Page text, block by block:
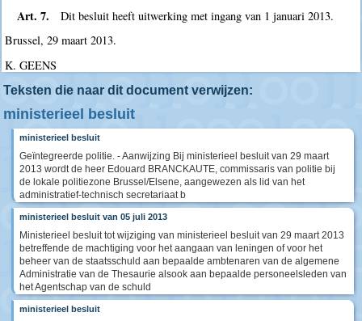
Art. 7.
Dit besluit heeft uitwerking met ingang van 1 januari 2013.
Brussel, 29 maart 2013.
K. GEENS
Teksten die naar dit document verwijzen:
ministerieel besluit
ministerieel besluit
Geïntegreerde politie. - Aanwijzing Bij ministerieel besluit van 29 maart
2013 wordt de heer Edouard BRANCKAUTE, commissaris van politie bij
de lokale politiezone Brussel/Elsene, aangewezen als lid van het
administratief-technisch secretariaat b
ministerieel besluit van 05 juli 2013
Ministerieel besluit tot wijziging van ministerieel besluit van 29 maart 2013
betreffende de machtiging voor het aangaan van leningen of voor het
beheer van de staatsschuld aan bepaalde ambtenaren van de algemene
Administratie van de Thesaurie alsook aan bepaalde personeelsleden van
het Agentschap van de schuld
ministerieel besluit